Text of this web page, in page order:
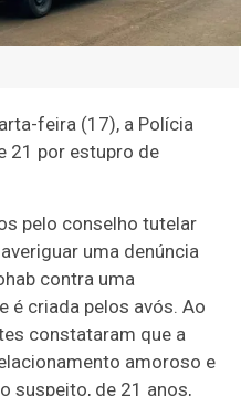
feira (17), a Polícia
21 por estupro de
pelo conselho tutelar
uma denúncia
contra uma
é criada pelos avós. Ao
constataram que a
amoroso e
suspeito, de 21 anos,